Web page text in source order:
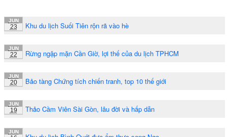
JUN
23 Khu du lịch Suối Tiên rộn rã vào hè
JUN
22 Rừng ngập mặn Cần Giờ, lợi thế của du lịch TPHCM
JUN
20 Bảo tàng Chứng tích chiến tranh, top 10 thế giới
JUN
19 Thảo Cầm Viên Sài Gòn, lâu đời và hấp dẫn
JUN